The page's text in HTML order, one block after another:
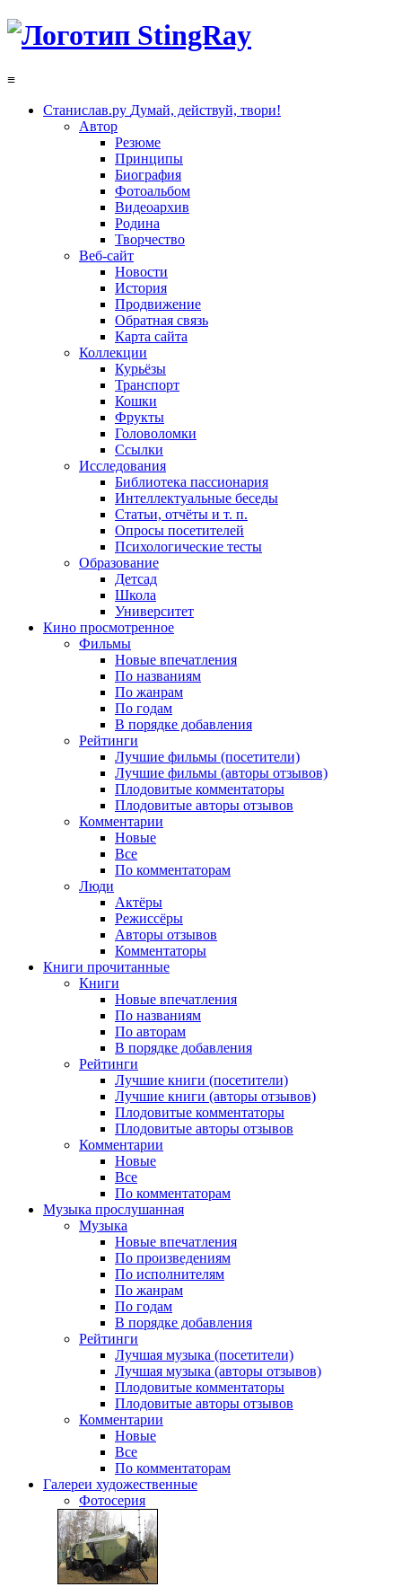
≡
Станислав.ру Думай, действуй, твори!
Автор
Резюме
Принципы
Биография
Фотоальбом
Видеоархив
Родина
Творчество
Веб-сайт
Новости
История
Продвижение
Обратная связь
Карта сайта
Коллекции
Курьёзы
Транспорт
Кошки
Фрукты
Головоломки
Ссылки
Исследования
Библиотека пассионария
Интеллектуальные беседы
Статьи, отчёты и т. п.
Опросы посетителей
Психологические тесты
Образование
Детсад
Школа
Университет
Кино просмотренное
Фильмы
Новые впечатления
По названиям
По жанрам
По годам
В порядке добавления
Рейтинги
Лучшие фильмы (посетители)
Лучшие фильмы (авторы отзывов)
Плодовитые комментаторы
Плодовитые авторы отзывов
Комментарии
Новые
Все
По комментаторам
Люди
Актёры
Режиссёры
Авторы отзывов
Комментаторы
Книги прочитанные
Книги
Новые впечатления
По названиям
По авторам
В порядке добавления
Рейтинги
Лучшие книги (посетители)
Лучшие книги (авторы отзывов)
Плодовитые комментаторы
Плодовитые авторы отзывов
Комментарии
Новые
Все
По комментаторам
Музыка прослушанная
Музыка
Новые впечатления
По произведениям
По исполнителям
По жанрам
По годам
В порядке добавления
Рейтинги
Лучшая музыка (посетители)
Лучшая музыка (авторы отзывов)
Плодовитые комментаторы
Плодовитые авторы отзывов
Комментарии
Новые
Все
По комментаторам
Галереи художественные
Фотосерия